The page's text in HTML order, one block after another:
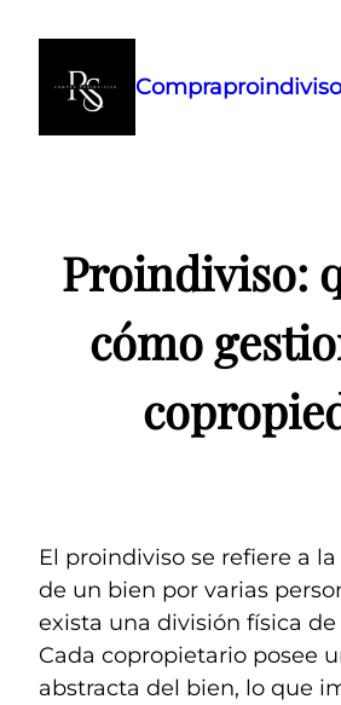
contenido
Compraproindiviso
Proindiviso:
cómo
El proindiviso se refiere a
de un bien por varias
exista una división física
Cada copropietario posee
abstracta del bien, lo que